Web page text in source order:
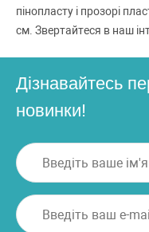
пінопласту і прозорі
см. Звертайтеся в наш
Дізнавайтесь
новинки!